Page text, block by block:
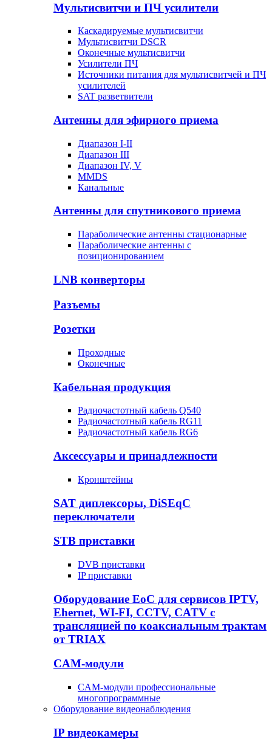
Мультисвитчи и ПЧ усилители
Каскадируемые мультисвитчи
Мультисвитчи DSCR
Оконечные мультисвитчи
Усилители ПЧ
Источники питания для мультисвитчей и ПЧ
усилителей
SAT разветвители
Антенны для эфирного приема
Диапазон I-II
Диапазон III
Диапазон IV, V
MMDS
Канальные
Антенны для спутникового приема
Параболические антенны стационарные
Параболические антенны с
позиционированием
LNB конверторы
Разъемы
Розетки
Проходные
Оконечные
Кабельная продукция
Радиочастотный кабель Q540
Радиочастотный кабель RG11
Радиочастотный кабель RG6
Аксессуары и принадлежности
Кронштейны
SAT диплексоры, DiSEqC
переключатели
STB приставки
DVB приставки
IP приставки
Оборудование EoC для сервисов IPTV,
Ehernet, WI-FI, CCTV, CATV c
трансляцией по коаксиальным трактам
от TRIAX
CAM-модули
CAM-модули профессиональные
многопрограммные
Оборудование видеонаблюдения
IP видеокамеры